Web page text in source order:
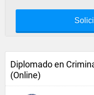
Diplomado en
(Online)